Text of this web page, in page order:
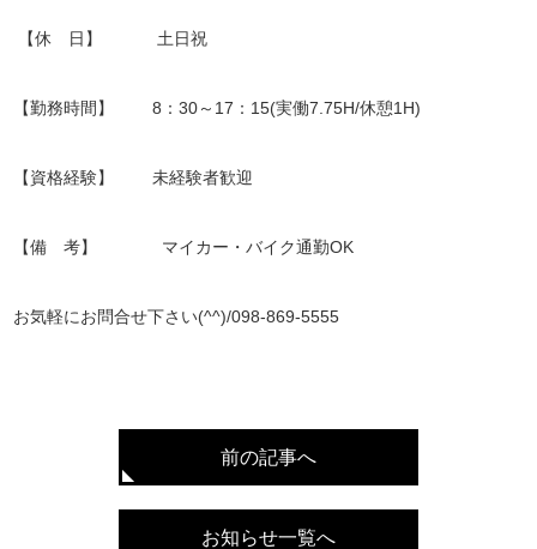
【休 日】 土日祝
【勤務時間】 8：30～17：15(実働7.75H/休憩1H)
【資格経験】 未経験者歓迎
【備 考】 マイカー・バイク通勤OK
お気軽にお問合せ下さい(^^)/098-869-5555
前の記事へ
お知らせ一覧へ